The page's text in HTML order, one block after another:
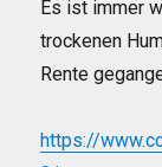
Es ist immer
trockenen
Rente
https://